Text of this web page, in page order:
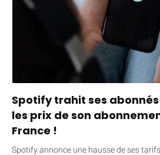
Spotify trahit ses
les prix de son
France !
Spotify annonce une hausse de ses